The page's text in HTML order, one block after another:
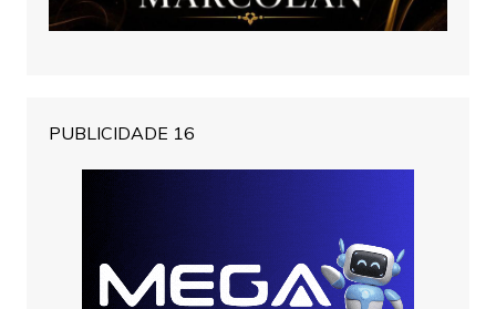
PUBLICIDADE 16